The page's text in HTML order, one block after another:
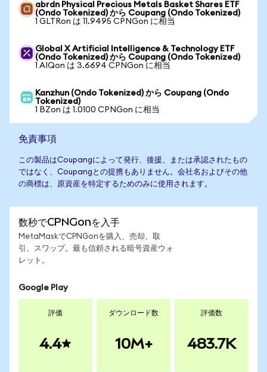
abrdn Physical Precious Metals Basket Shares ETF
(Ondo Tokenized) から Coupang (Ondo Tokenized)
1 GLTRon は 11.9495 CPNGon に相当
Global X Artificial Intelligence & Technology ETF
(Ondo Tokenized) から Coupang (Ondo Tokenized)
1 AIQon は 3.6694 CPNGon に相当
Kanzhun (Ondo Tokenized) から Coupang (Ondo
Tokenized)
1 BZon は 1.0100 CPNGon に相当
免責事項
この製品はCoupangによって発行、後援、または承認されたもの
ではなく、Coupangとの提携もありません。会社名およびその他
の商標は、原資産を特定するためのみに使用されます。
数秒でCPNGonを入手
MetaMaskでCPNGonを購入、売却、取
引、スワップ。最も信頼される暗号資産ウォ
レット。
Google Play
評価
4.4
ダウンロード数
10M+
評価数
483.7K